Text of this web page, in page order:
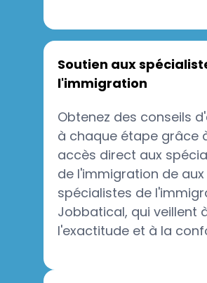
Soutien aux
l'immigration
Obtenez des conseils
à chaque étape grâce
accès direct aux
de l'immigration de aux
spécialistes de
Jobbatical, qui veillent
l'exactitude et à la